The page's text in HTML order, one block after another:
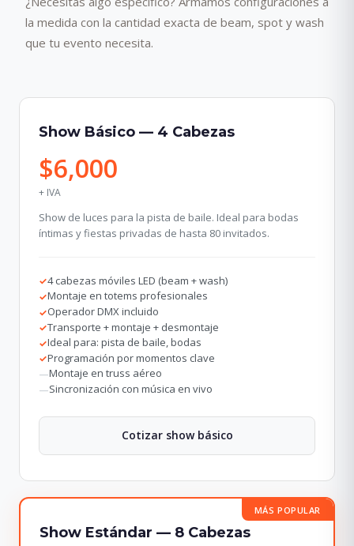
la medida con la cantidad exacta de beam, spot y wash
que tu evento necesita.
Show Básico — 4 Cabezas
$6,000
+ IVA
Show de luces para la pista de baile. Ideal para bodas
íntimas y fiestas privadas de hasta 80 invitados.
✓4 cabezas móviles LED (beam + wash)
✓Montaje en totems profesionales
✓Operador DMX incluido
✓Transporte + montaje + desmontaje
✓Ideal para: pista de baile, bodas
✓Programación por momentos clave
—Montaje en truss aéreo
—Sincronización con música en vivo
Cotizar show básico
MÁS POPULAR
Show Estándar — 8 Cabezas